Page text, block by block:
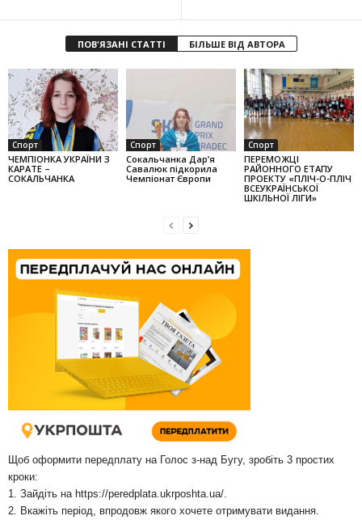
ПОВ'ЯЗАНІ СТАТТІ БІЛЬШЕ ВІД АВТОРА
Спорт
ЧЕМПІОНКА УКРАЇНИ З
КАРАТЕ –
СОКАЛЬЧАНКА
Спорт
Сокальчанка Дар’я
Савалюк підкорила
Чемпіонат Європи
Спорт
ПЕРЕМОЖЦІ
РАЙОННОГО ЕТАПУ
ПРОЕКТУ «ПЛІЧ-О-ПЛІЧ
ВСЕУКРАЇНСЬКОЇ
ШКІЛЬНОЇ ЛІГИ»
Щоб оформити передплату на Голос з-над Бугу, зробіть 3 простих
кроки:
1. Зайдіть на https://peredplata.ukrposhta.ua/
2. Вкажіть період, впродовж якого хочете отримувати видання.